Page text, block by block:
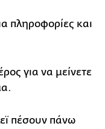
πληροφορίες και
για να μείνετε
πέσουν πάνω